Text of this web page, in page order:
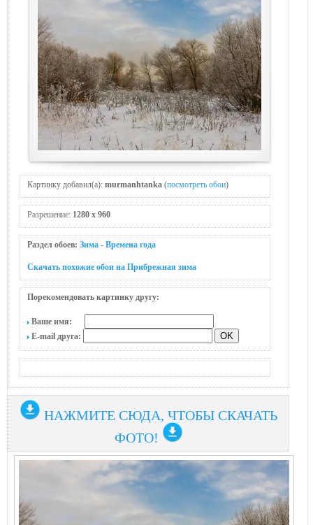
Картинку добавил(а): murmanhtanka (посмотреть обои)
Разрешение: 1280 x 960
Раздел обоев: Зима - Времена года
Скачать похожие обои на Прибрежная зима
Порекомендовать картинку другу:
Ваше имя:
E-mail друга:
НАЖМИТЕ СЮДА, ЧТОБЫ СКАЧАТЬ
ФОТО!